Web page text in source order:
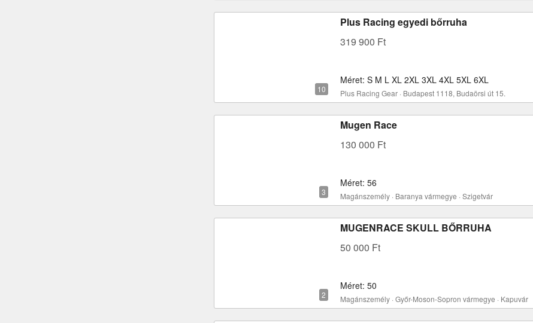
Plus Racing egyedi bőrruha
319 900 Ft
Méret: S M L XL 2XL 3XL 4XL 5XL 6XL
Plus Racing Gear · Budapest 1118, Budaörsi út 15.
Mugen Race
130 000 Ft
Méret: 56
Magánszemély · Baranya vármegye · Szigetvár
MUGENRACE SKULL BŐRRUHA
50 000 Ft
Méret: 50
Magánszemély · Győr-Moson-Sopron vármegye · Kapuvár